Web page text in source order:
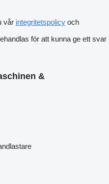
vår integritetspolicy och
för att kunna ge ett svar
&